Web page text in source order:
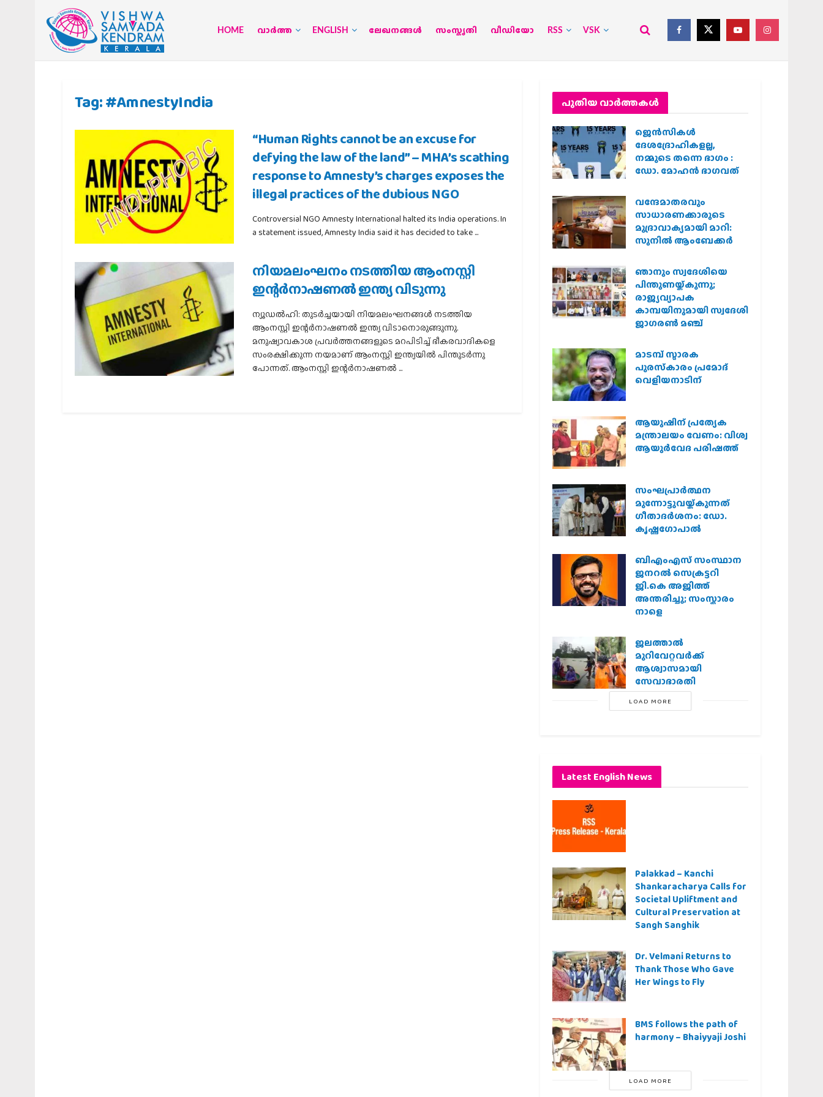
HOME വാര്‍ത്ത ENGLISH ലേഖനങ്ങള്‍ സംസ്കൃതി വീഡിയോ RSS VSK
Tag:#AmnestyIndia
“Human Rights cannot be an excuse for
defying the law of the land” – MHA’s scathing
response to Amnesty’s charges exposes the
illegal practices of the dubious NGO
Controversial NGO Amnesty International halted its India operations. In
a statement issued, Amnesty India said it has decided to take ...
നിയമലംഘനം നടത്തിയ ആംനസ്റ്റി
ഇന്റര്‍നാഷണല്‍ ഇന്ത്യ വിടുന്നു
ന്യൂഡല്‍ഹി: തുടര്‍ച്ചയായി നിയമലംഘനങ്ങള്‍ നടത്തിയ
ആംനസ്റ്റി ഇന്റര്‍നാഷണല്‍ ഇന്ത്യ വിടാനൊരുങ്ങുന്നു.
മനുഷ്യാവകാശ പ്രവര്‍ത്തനങ്ങളുടെ മറപിടിച്ച് ഭീകരവാദികളെ
സംരക്ഷിക്കുന്ന നയമാണ് ആംനസ്റ്റി ഇന്ത്യയില്‍ പിന്തുടര്‍ന്നു
പോന്നത്. ആംനസ്റ്റി ഇന്റര്‍നാഷണല്‍ ...
പുതിയ വാര്‍ത്തകള്‍
ജെന്‍സികള്‍
ദേശദ്രോഹികളല്ല,
നമ്മുടെ തന്നെ ഭാഗം :
ഡോ. മോഹന്‍ ഭാഗവത്
വന്ദേമാതരവും
സാധാരണക്കാരുടെ
മുദ്രാവാക്യമായി മാറി:
സുനിൽ ആംബേക്കർ
ഞാനും സ്വദേശിയെ
പിന്തുണയ്ക്കുന്നു;
രാജ്യവ്യാപക
കാമ്പയിനുമായി സ്വദേശി
ജാഗരണ്‍ മഞ്ച്
മാടമ്പ് സ്മാരക
പുരസ്‌കാരം പ്രമോദ്
വെളിയനാടിന്
ആയുഷിന് പ്രത്യേക
മന്ത്രാലയം വേണം: വിശ്വ
ആയുര്‍വേദ പരിഷത്ത്
സംഘപ്രാര്‍ത്ഥന
മുന്നോട്ടുവയ്ക്കുന്നത്
ഗീതാദര്‍ശനം: ഡോ.
കൃഷ്ണഗോപാല്‍
ബിഎംഎസ് സംസ്ഥാന
ജനറൽ സെക്രട്ടറി
ജി.കെ അജിത്ത്
അന്തരിച്ചു; സംസ്കാരം
നാളെ
ജലത്താല്‍
മുറിവേറ്റവര്‍ക്ക്
ആശ്വാസമായി
സേവാഭാരതി
LOAD MORE
Latest English News
Palakkad – Kanchi
Shankaracharya Calls for
Societal Upliftment and
Cultural Preservation at
Sangh Sanghik
Dr. Velmani Returns to
Thank Those Who Gave
Her Wings to Fly
BMS follows the path of
harmony – Bhaiyyaji Joshi
LOAD MORE